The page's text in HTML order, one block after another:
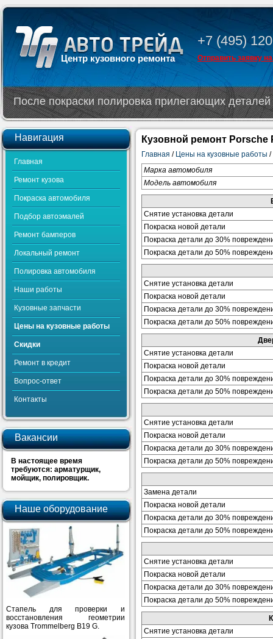
Центр кузовного ремонта
+7 (495)
Отправить заявку
После покраски полировка прилегающих деталей
Навигация
Главная
Ремонт кузова
Покраска автомобиля
Подбор автоэмалей
Ремонт бамперов
Локальный ремонт
Полировка автомобиля
Наши работы
Кузовные запчасти
Цены на кузовные работы
Скидки
Ремонт в кредит
Вопрос-ответ
Контакты
Вакансии
В настоящее время
требуются: арматурщик,
мойщик, полировщик.
Наше оборудование
Стапель для проверки и
восстановления геометрии
кузова Trommelberg B19 G.
Кузовной ремонт
Главная / Цены на кузовные работы /
Марка автомобиля
Модель автомобиля
Снятие установка детали
Покраска новой детали
Покраска детали до 30%
Покраска детали до 50%
Снятие установка детали
Покраска новой детали
Покраска детали до 30%
Покраска детали до 50%
Снятие установка детали
Покраска новой детали
Покраска детали до 30%
Покраска детали до 50%
Снятие установка детали
Покраска новой детали
Покраска детали до 30%
Покраска детали до 50%
Замена детали
Покраска новой детали
Покраска детали до 30%
Покраска детали до 50%
Снятие установка детали
Покраска новой детали
Покраска детали до 30%
Покраска детали до 50%
Снятие установка детали